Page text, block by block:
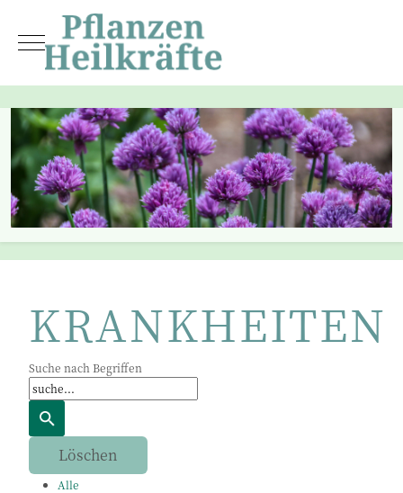
Mobile Menu Toggle
KRANKHEITEN
Suche nach Begriffen
Alle